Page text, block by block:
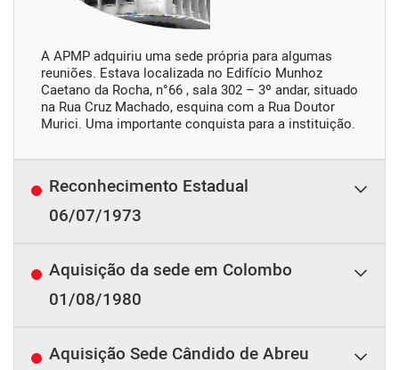
A APMP adquiriu uma sede própria para algumas
reuniões. Estava localizada no Edifício Munhoz
Caetano da Rocha, n°66 , sala 302 – 3º andar, situado
na Rua Cruz Machado, esquina com a Rua Doutor
Murici. Uma importante conquista para a instituição.
Reconhecimento Estadual
06/07/1973
Aquisição da sede em Colombo
01/08/1980
Aquisição Sede Cândido de Abreu